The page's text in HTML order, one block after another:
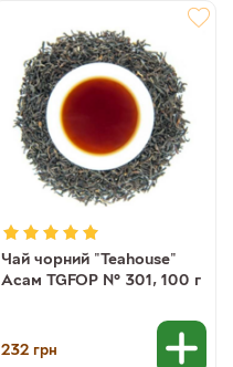
Чай чорний "Teahouse"
Асам TGFOP № 301, 100 г
232 грн